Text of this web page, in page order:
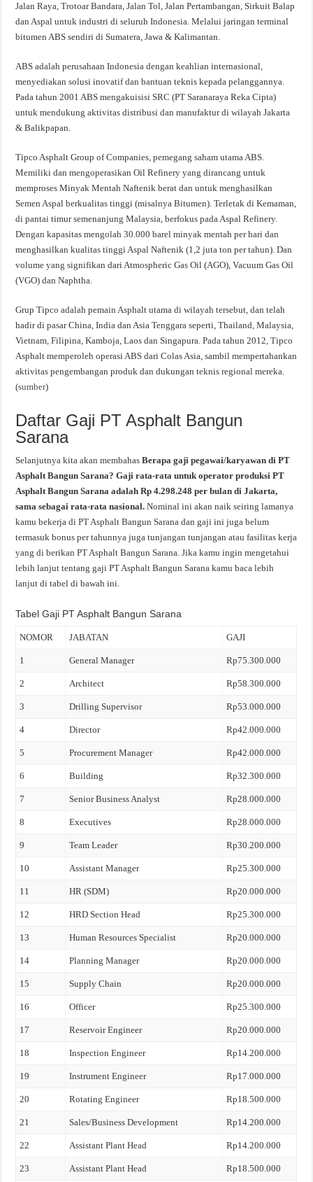
Jalan Raya, Trotoar Bandara, Jalan Tol, Jalan Pertambangan, Sirkuit Balap
dan Aspal untuk industri di seluruh Indonesia. Melalui jaringan terminal
bitumen ABS sendiri di Sumatera, Jawa & Kalimantan.
ABS adalah perusahaan Indonesia dengan keahlian internasional,
menyediakan solusi inovatif dan bantuan teknis kepada pelanggannya.
Pada tahun 2001 ABS mengakuisisi SRC (PT Saranaraya Reka Cipta)
untuk mendukung aktivitas distribusi dan manufaktur di wilayah Jakarta
& Balikpapan.
Tipco Asphalt Group of Companies, pemegang saham utama ABS.
Memiliki dan mengoperasikan Oil Refinery yang dirancang untuk
memproses Minyak Mentah Naftenik berat dan untuk menghasilkan
Semen Aspal berkualitas tinggi (misalnya Bitumen). Terletak di Kemaman,
di pantai timur semenanjung Malaysia, berfokus pada Aspal Refinery.
Dengan kapasitas mengolah 30.000 barel minyak mentah per hari dan
menghasilkan kualitas tinggi Aspal Naftenik (1,2 juta ton per tahun). Dan
volume yang signifikan dari Atmospheric Gas Oil (AGO), Vacuum Gas Oil
(VGO) dan Naphtha.
Grup Tipco adalah pemain Asphalt utama di wilayah tersebut, dan telah
hadir di pasar China, India dan Asia Tenggara seperti, Thailand, Malaysia,
Vietnam, Filipina, Kamboja, Laos dan Singapura. Pada tahun 2012, Tipco
Asphalt memperoleh operasi ABS dari Colas Asia, sambil mempertahankan
aktivitas pengembangan produk dan dukungan teknis regional mereka.
(sumber)
Daftar Gaji PT Asphalt Bangun
Sarana
Selanjutnya kita akan membahasBerapa gaji pegawai/karyawan di PT
Asphalt Bangun Sarana? Gaji rata-rata untuk operator produksi PT
Asphalt Bangun Sarana adalah Rp 4.298.248 per bulan di Jakarta,
sama sebagai rata-rata nasional.Nominal ini akan naik seiring lamanya
kamu bekerja di PT Asphalt Bangun Sarana dan gaji ini juga belum
termasuk bonus per tahunnya juga tunjangan tunjangan atau fasilitas kerja
yang di berikan PT Asphalt Bangun Sarana. Jika kamu ingin mengetahui
lebih lanjut tentang gaji PT Asphalt Bangun Sarana kamu baca lebih
lanjut di tabel di bawah ini.
Tabel Gaji PT Asphalt Bangun Sarana
NOMOR JABATAN GAJI
1 General Manager Rp75.300.000
2 Architect Rp58.300.000
3 Drilling Supervisor Rp53.000.000
4 Director Rp42.000.000
5 Procurement Manager Rp42.000.000
6 Building Rp32.300.000
7 Senior Business Analyst Rp28.000.000
8 Executives Rp28.000.000
9 Team Leader Rp30.200.000
10 Assistant Manager Rp25.300.000
11 HR (SDM) Rp20.000.000
12 HRD Section Head Rp25.300.000
13 Human Resources Specialist Rp20.000.000
14 Planning Manager Rp20.000.000
15 Supply Chain Rp20.000.000
16 Officer Rp25.300.000
17 Reservoir Engineer Rp20.000.000
18 Inspection Engineer Rp14.200.000
19 Instrument Engineer Rp17.000.000
20 Rotating Engineer Rp18.500.000
21 Sales/Business Development Rp14.200.000
22 Assistant Plant Head Rp14.200.000
23 Assistant Plant Head Rp18.500.000